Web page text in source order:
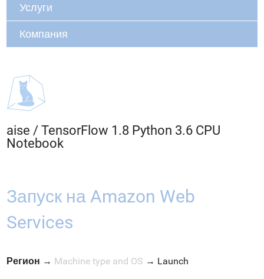
Услуги
Компания
aise / TensorFlow 1.8 Python 3.6 CPU
Notebook
Запуск на Amazon Web
Services
Регион → Machine type and OS → Launch